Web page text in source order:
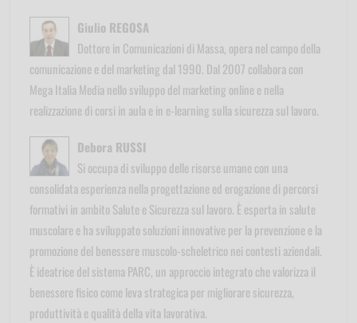
Giulio REGOSA
Dottore in Comunicazioni di Massa, opera nel campo della
comunicazione e del marketing dal 1990. Dal 2007 collabora con
Mega Italia Media nello sviluppo del marketing online e nella
realizzazione di corsi in aula e in e-learning sulla sicurezza sul lavoro.
Debora RUSSI
Si occupa di sviluppo delle risorse umane con una
consolidata esperienza nella progettazione ed erogazione di percorsi
formativi in ambito Salute e Sicurezza sul lavoro. È esperta in salute
muscolare e ha sviluppato soluzioni innovative per la prevenzione e la
promozione del benessere muscolo-scheletrico nei contesti aziendali.
È ideatrice del sistema PARC, un approccio integrato che valorizza il
benessere fisico come leva strategica per migliorare sicurezza,
produttività e qualità della vita lavorativa.